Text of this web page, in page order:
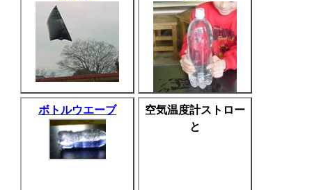
ボトルウエーブ
空気温度計ストロー
と